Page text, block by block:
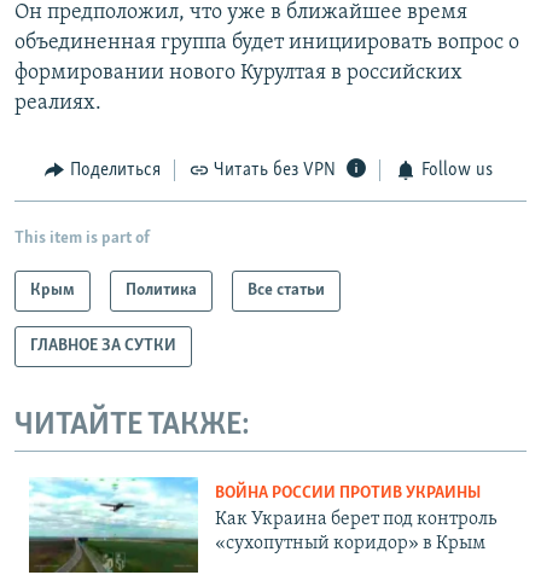
Он предположил, что уже в ближайшее время
объединенная группа будет инициировать вопрос о
формировании нового Курултая в российских
реалиях.
Поделиться Читать без VPN Follow us
This item is part of
Крым Политика Все статьи
ГЛАВНОЕ ЗА СУТКИ
ЧИТАЙТЕ ТАКЖЕ:
ВОЙНА РОССИИ ПРОТИВ УКРАИНЫ
Как Украина берет под контроль
«сухопутный коридор» в Крым